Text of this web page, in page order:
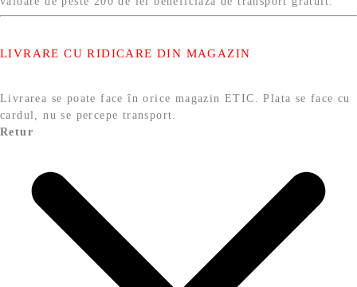
LIVRARE CU RIDICARE DIN MAGAZIN
Livrarea se poate face în orice magazin ETIC. Plata se face cu
cardul, nu se percepe transport.
Retur